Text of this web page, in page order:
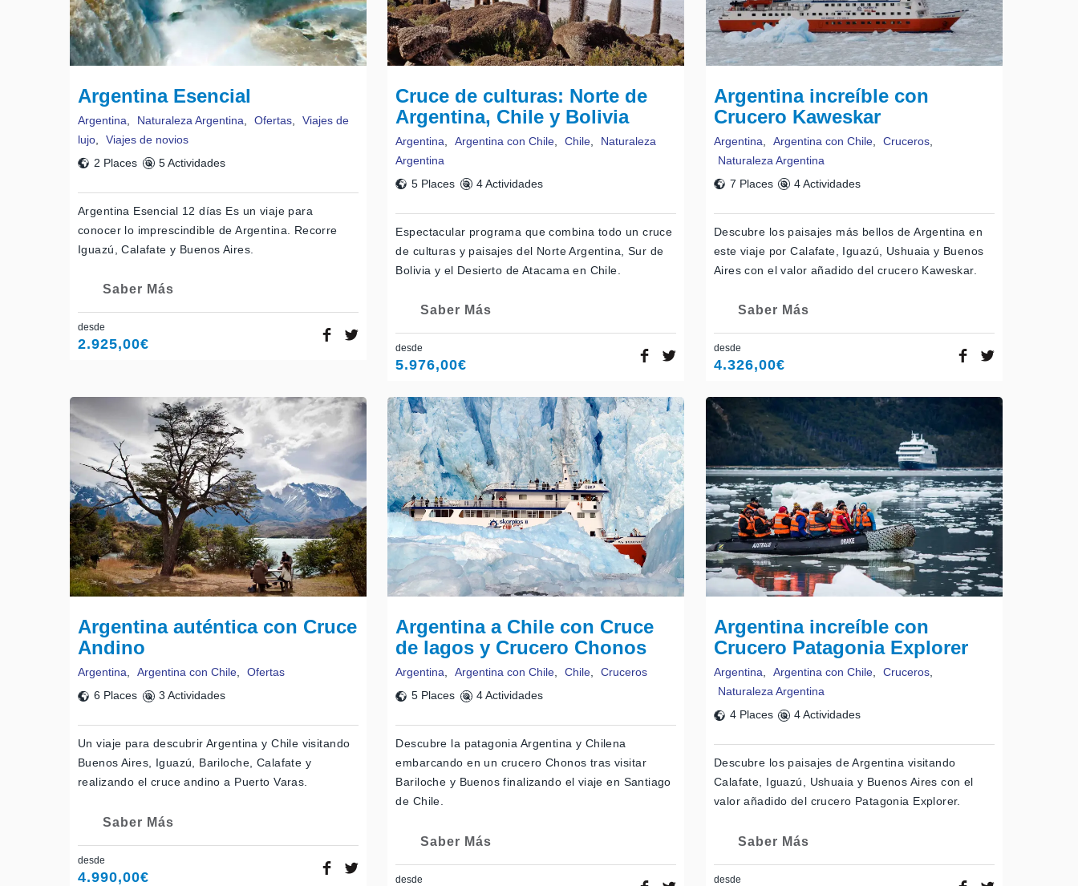
Argentina Esencial
Argentina Naturaleza Argentina Ofertas
Viajes de
lujo
Viajes de novios
2 Places
5 Actividades
Argentina Esencial 12 días Es un viaje para
conocer lo imprescindible de Argentina. Recorre
Iguazú, Calafate y Buenos Aires.
Saber Más
desde
2.925,00€
Cruce de culturas: Norte de
Argentina, Chile y Bolivia
Argentina Argentina con Chile Chile
Naturaleza
Argentina
5 Places
4 Actividades
Espectacular programa que combina todo un cruce
de culturas y paisajes del Norte Argentina, Sur de
Bolivia y el Desierto de Atacama en Chile.
Saber Más
desde
5.976,00€
Argentina increíble con
Crucero Kaweskar
Argentina Argentina con Chile, Cruceros,
Naturaleza Argentina
7 Places
4 Actividades
Descubre los paisajes más bellos de Argentina en
este viaje por Calafate, Iguazú, Ushuaia y Buenos
Aires con el valor añadido del crucero Kaweskar.
Saber Más
desde
4.326,00€
Argentina auténtica con Cruce
Andino
Argentina, Argentina con Chile,
Ofertas
6 Places
3 Actividades
Un viaje para descubrir Argentina y Chile visitando
Buenos Aires, Iguazú, Bariloche, Calafate y
realizando el cruce andino a Puerto Varas.
Saber Más
desde
4.990,00€
Argentina a Chile con Cruce
de lagos y Crucero Chonos
Argentina, Argentina con Chile, Chile,
Cruceros
5 Places
4 Actividades
Descubre la patagonia Argentina y Chilena
embarcando en un crucero Chonos tras visitar
Bariloche y Buenos finalizando el viaje en Santiago
de Chile.
Saber Más
desde
Argentina increíble con
Crucero Patagonia Explorer
Argentina, Argentina con Chile, Cruceros,
Naturaleza Argentina
4 Places
4 Actividades
Descubre los paisajes de Argentina visitando
Calafate, Iguazú, Ushuaia y Buenos Aires con el
valor añadido del crucero Patagonia Explorer.
Saber Más
desde